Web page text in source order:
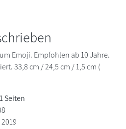
Emoji. Empfohlen ab 10 Jahre.
33,8 cm / 24,5 cm / 1,5 cm (
Seiten